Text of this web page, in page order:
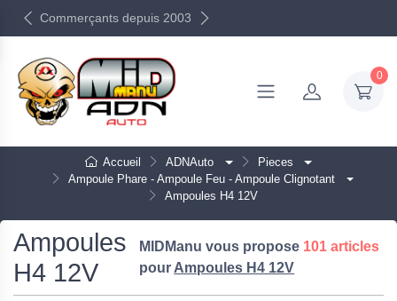
Commerçants depuis 2003
0
Accueil ADNAuto
Pieces
Ampoule Phare - Ampoule Feu - Ampoule Clignotant
Ampoules H4 12V
Ampoules
H4 12V
MIDManu vous propose 101 articles
pour Ampoules H4 12V